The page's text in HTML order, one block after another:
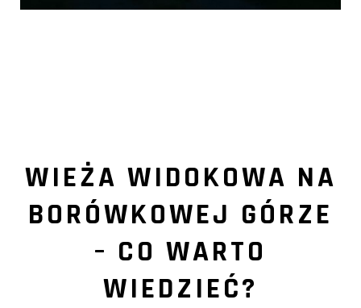
WIEŻA WIDOKOWA NA
BORÓWKOWEJ GÓRZE
– CO WARTO
WIEDZIEĆ?